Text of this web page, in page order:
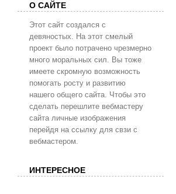
О САЙТЕ
Этот сайт создался с
девяностых. На этот смелый
проект было потрачено чрезмерно
много моральных сил. Вы тоже
имеете скромную возможность
помогать росту и развитию
нашего общего сайта. Чтобы это
сделать перешлите вебмастеру
сайта личные изображения
перейдя на ссылку для свзи с
вебмастером.
ИНТЕРЕСНОЕ